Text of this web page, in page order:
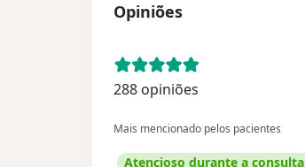
Opiniões
288 opiniões
Mais mencionado pelos pacientes
Atencioso durante a consulta